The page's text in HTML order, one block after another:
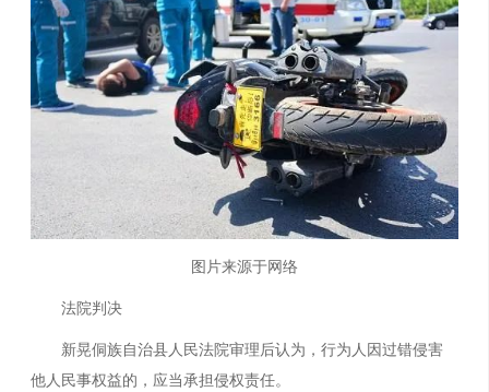
图片来源于网络
法院判决
新晃侗族自治县人民法院审理后认为，行为人因过错侵害
他人民事权益的，应当承担侵权责任。